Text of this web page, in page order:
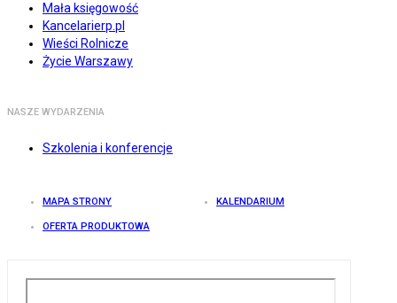
Mała księgowość
Kancelarierp.pl
Wieści Rolnicze
Życie Warszawy
NASZE WYDARZENIA
Szkolenia i konferencje
MAPA STRONY KALENDARIUM
OFERTA PRODUKTOWA